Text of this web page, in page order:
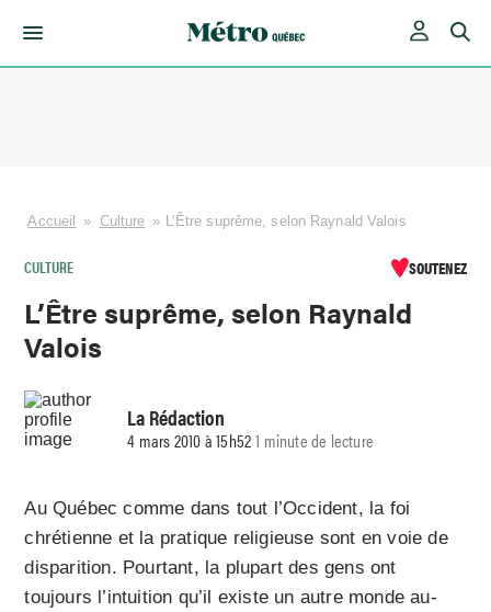
Accueil » Culture » L’Être suprême, selon Raynald Valois
CULTURE SOUTENEZ
L’Être suprême, selon Raynald
Valois
La Rédaction
4 mars 2010 à 15h521 minute de lecture
Au Québec comme dans tout l’Occident, la foi
chrétienne et la pratique religieuse sont en voie de
disparition. Pourtant, la plupart des gens ont
toujours l’intuition qu’il existe un autre monde au-